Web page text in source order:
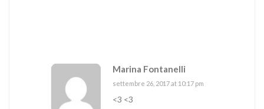
Marina Fontanelli
settembre 26, 2017 at 10:17 pm
<3 <3